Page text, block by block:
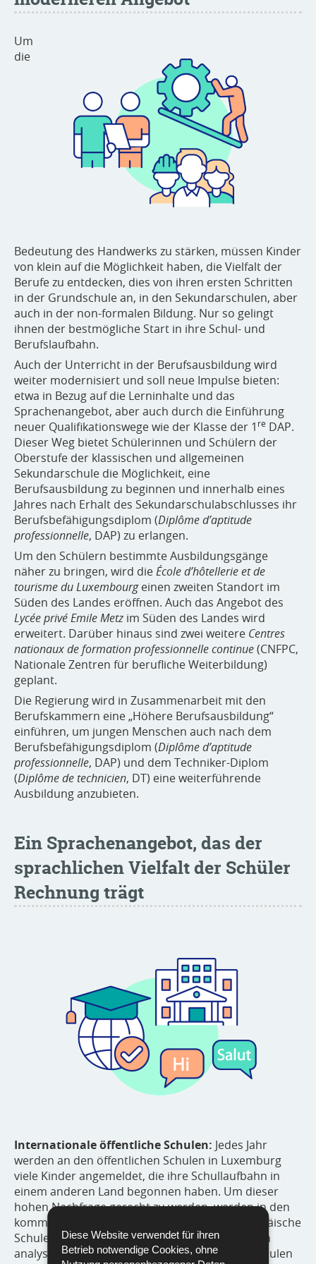
Diese Website verwendet für ihren
Betrieb notwendige Cookies, ohne
Um
die
Bedeutung des Handwerks zu stärken, müssen Kinder
von klein auf die Möglichkeit haben, die Vielfalt der
Berufe zu entdecken, dies von ihren ersten Schritten
in der Grundschule an, in den Sekundarschulen, aber
auch in der non-formalen Bildung. Nur so gelingt
ihnen der bestmögliche Start in ihre Schul- und
Berufslaufbahn.
Auch der Unterricht in der Berufsausbildung wird
weiter modernisiert und soll neue Impulse bieten:
etwa in Bezug auf die Lerninhalte und das
Sprachenangebot, aber auch durch die Einführung
neuer Qualifikationswege wie der Klasse der 1 re DAP.
Dieser Weg bietet Schülerinnen und Schülern der
Oberstufe der klassischen und allgemeinen
Sekundarschule die Möglichkeit, eine
Berufsausbildung zu beginnen und innerhalb eines
Jahres nach Erhalt des Sekundarschulabschlusses ihr
Berufsbefähigungsdiplom (Diplôme d’aptitude
professionnelle, DAP) zu erlangen.
Um den Schülern bestimmte Ausbildungsgänge
näher zu bringen, wird dieÉcole d’hôtellerie et de
tourisme du Luxembourgeinen zweiten Standort im
Süden des Landes eröffnen. Auch das Angebot des
Lycée privé Emile Metz im Süden des Landes wird
erweitert. Darüber hinaus sind zwei weitere Centres
nationaux de formation professionnelle continue(CNFPC,
Nationale Zentren für berufliche Weiterbildung)
geplant.
Die Regierung wird in Zusammenarbeit mit den
Berufskammern eine „Höhere Berufsausbildung“
einführen, um jungen Menschen auch nach dem
Berufsbefähigungsdiplom (Diplôme d’aptitude
professionnelle, DAP) und dem Techniker-Diplom
(Diplôme de technicien, DT) eine weiterführende
Ausbildung anzubieten.
Ein Sprachenangebot, das der
sprachlichen Vielfalt der Schüler
Rechnung trägt
Internationale öffentliche Schulen: Jedes Jahr
werden an den öffentlichen Schulen in Luxemburg
viele Kinder angemeldet, die ihre Schullaufbahn in
einem anderen Land begonnen haben. Um dieser
hohen Nachfrage gerecht zu werden, werden in den
kommenden Jahren drei neue öffentliche Europäische
Schulen eröffnet. Gleichzeitig wird kontinuierlich
analysiert, wie sich der Unterricht an diesen Schulen